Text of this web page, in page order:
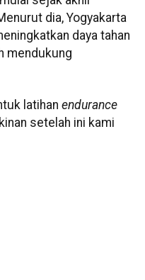
dia, Yogyakarta
daya tahan
mendukung
latihan endurance
setelah ini kami